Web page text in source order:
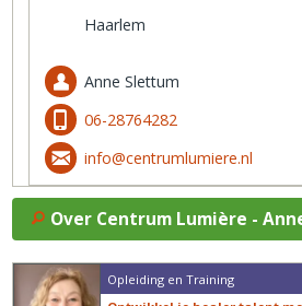
Haarlem
Anne Slettum
06-28764282
info@centrumlumiere.nl
Over Centrum Lumière -
Opleiding en Training